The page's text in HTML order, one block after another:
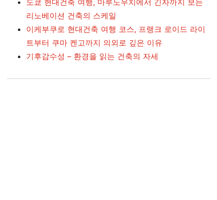
도쿄 현대건축 여행, 마루노우치에서 긴자까지 보는
리노베이션 건축의 스케일
이케부쿠로 현대건축 여행 코스, 프랭크 로이드 라이
트부터 쿠마 켄고까지 의외로 깊은 이유
기후감수성 – 환경을 읽는 건축의 자세